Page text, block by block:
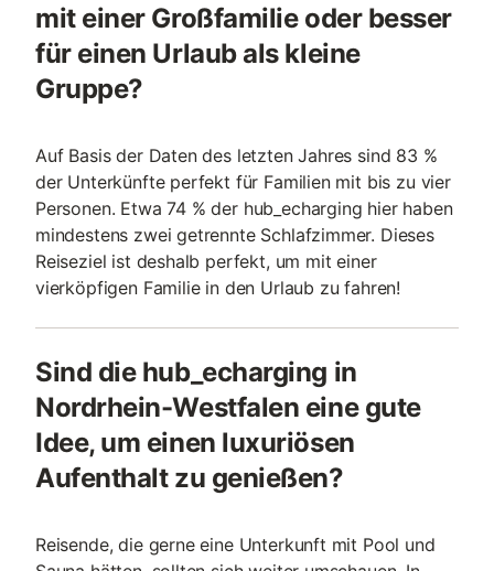
mit einer Großfamilie oder besser
für einen Urlaub als kleine
Gruppe?
Auf Basis der Daten des letzten Jahres sind 83 %
der Unterkünfte perfekt für Familien mit bis zu vier
Personen. Etwa 74 % der hub_echarging hier haben
mindestens zwei getrennte Schlafzimmer. Dieses
Reiseziel ist deshalb perfekt, um mit einer
vierköpfigen Familie in den Urlaub zu fahren!
Sind die hub_echarging in
Nordrhein-Westfalen eine gute
Idee, um einen luxuriösen
Aufenthalt zu genießen?
Reisende, die gerne eine Unterkunft mit Pool und